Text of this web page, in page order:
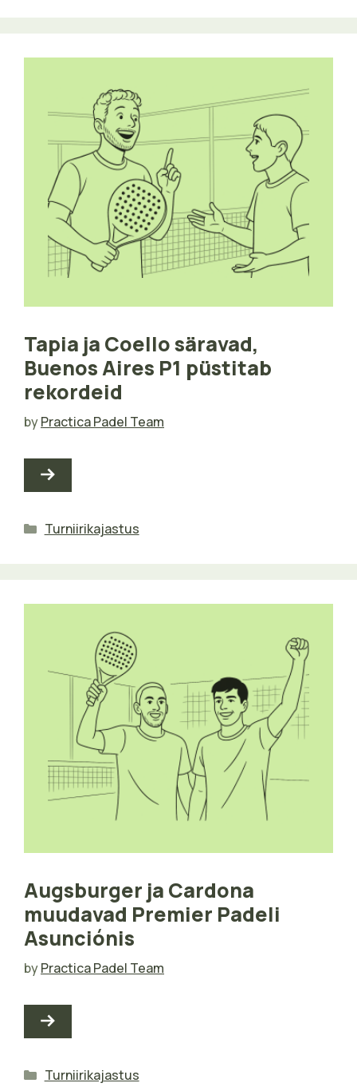
Tapia ja Coello säravad,
Buenos Aires P1 püstitab
rekordeid
byPractica Padel Team
Categories
Turniirikajastus
Augsburger ja Cardona
muudavad Premier Padeli
Asunciónis
byPractica Padel Team
Categories
Turniirikajastus